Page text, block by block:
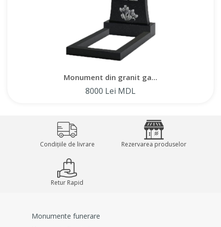
Monument din granit ga...
8000 Lei MDL
Condițiile de livrare Rezervarea produselor
Retur Rapid
Monumente funerare